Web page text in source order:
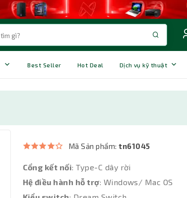
Best Seller Hot Deal Dịch vụ kỹ thuật
Mã Sản phẩm:tn61045
Cổng kết nối: Type-C dây rời
Hệ điều hành hỗ trợ: Windows/ Mac OS